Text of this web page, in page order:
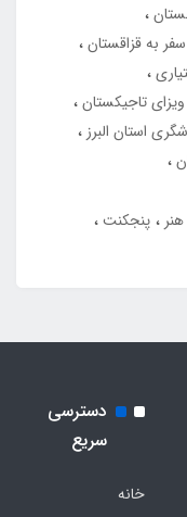
به قزاقستان
ویزای تاجیکستان
استان البرز
پنجکنت
دسترسی
سریع
خانه